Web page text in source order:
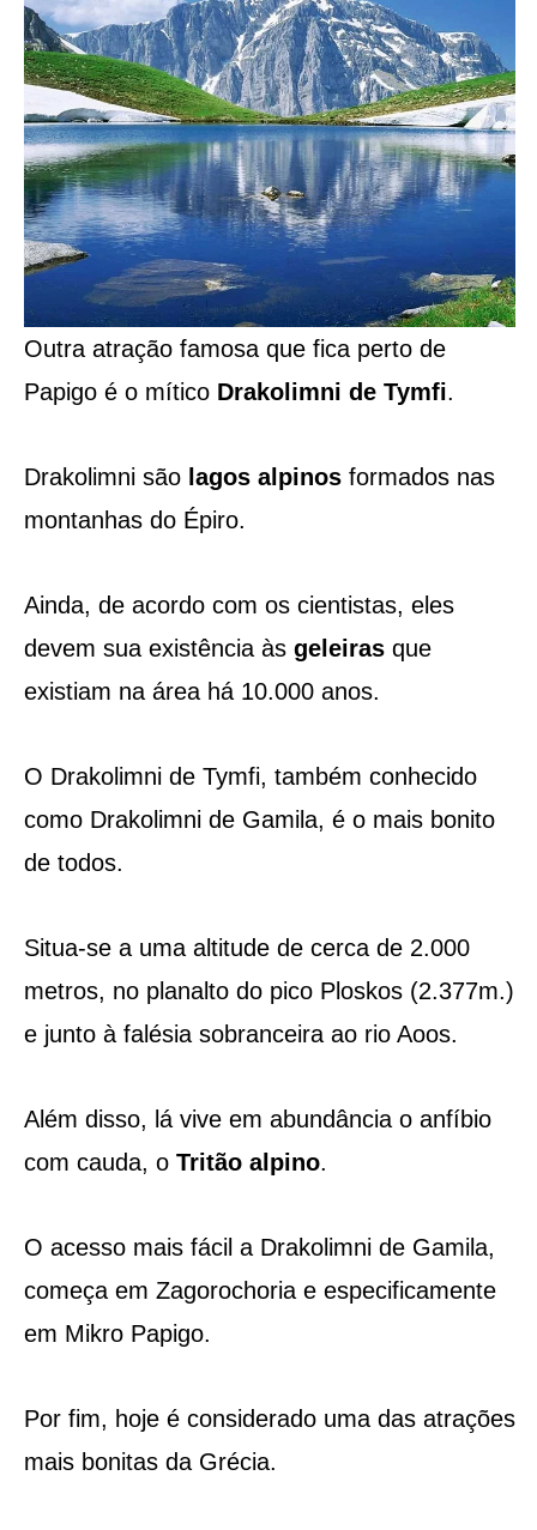
Outra atração famosa que fica perto de
Papigo é o mítico Drakolimni de Tymfi.
Drakolimni sãolagos alpinosformados nas
montanhas do Épiro.
Ainda, de acordo com os cientistas, eles
devem sua existência às geleirasque
existiam na área há 10.000 anos.
O Drakolimni de Tymfi, também conhecido
como Drakolimni de Gamila, é o mais bonito
de todos.
Situa-se a uma altitude de cerca de 2.000
metros, no planalto do pico Ploskos (2.377m.)
e junto à falésia sobranceira ao rio Aoos.
Além disso, lá vive em abundância o anfíbio
com cauda, ​​oTritão alpino.
O acesso mais fácil a Drakolimni de Gamila,
começa em Zagorochoria e especificamente
em Mikro Papigo.
Por fim, hoje é considerado uma das atrações
mais bonitas da Grécia.